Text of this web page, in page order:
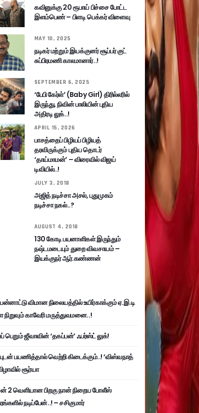
கவினுக்கு 20 ரூபாய் பிச்சை போட்ட
இளம்பெண் – பிளடி பெக்கர் விளைவு
MAY 10, 2025
நடிகர் மற்றும் இயக்குனர் சூப்பர் குட்
சுப்பிரமணி காலமானார்..!
SEPTEMBER 6, 2025
‘பேபி கேர்ள்’ (Baby Girl) திரில்லரில்
இருந்து, நிவின் பாலியின் புதிய
அதிரடி லுக்..!
APRIL 15, 2026
பாசத்தைப் பிழியப் பிழியத்
தரவிருக்கும் புதிய தொடர்
‘தாய்மாமன்’ – விரைவில் விஜய்
டிவியில்..!
JULY 3, 2018
அஜித் நடிச்சா அசல், புதுமுகம்
நடிச்சா நகல்..?
AUGUST 4, 2018
130 கோடி பயனாளிகள் இருந்தும்
நஷ்டமடையும் துறை விவசாயம் –
இயக்குநர் ஆர்.கண்ணன்
விமான நிலையத்தில் உயிர்காக்கும் ஏ.இ.டி
காவேரி மருத்துவமனை..!
பெறும் ஜீவாவின் ‘தகப்பன்’ ஃபர்ஸ்ட் லுக்!
பயணித்தால் வெற்றி கிடைக்கும்..! ‘விஸ்வநாத்
சூர்யா
2 வெளியான பிறகு நான் நிறைய போலீஸ்
நடிப்பேன்..! – சசிகுமார்